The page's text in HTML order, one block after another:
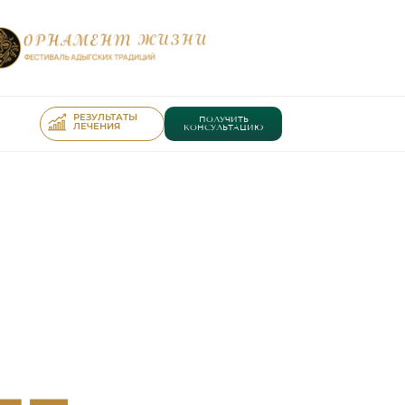
РЕЗУЛЬТАТЫ
ЛЕЧЕНИЯ
ПОЛУЧИТЬ
КОНСУЛЬТАЦИЮ